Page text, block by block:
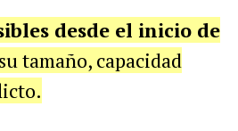
desde el inicio de
tamaño, capacidad